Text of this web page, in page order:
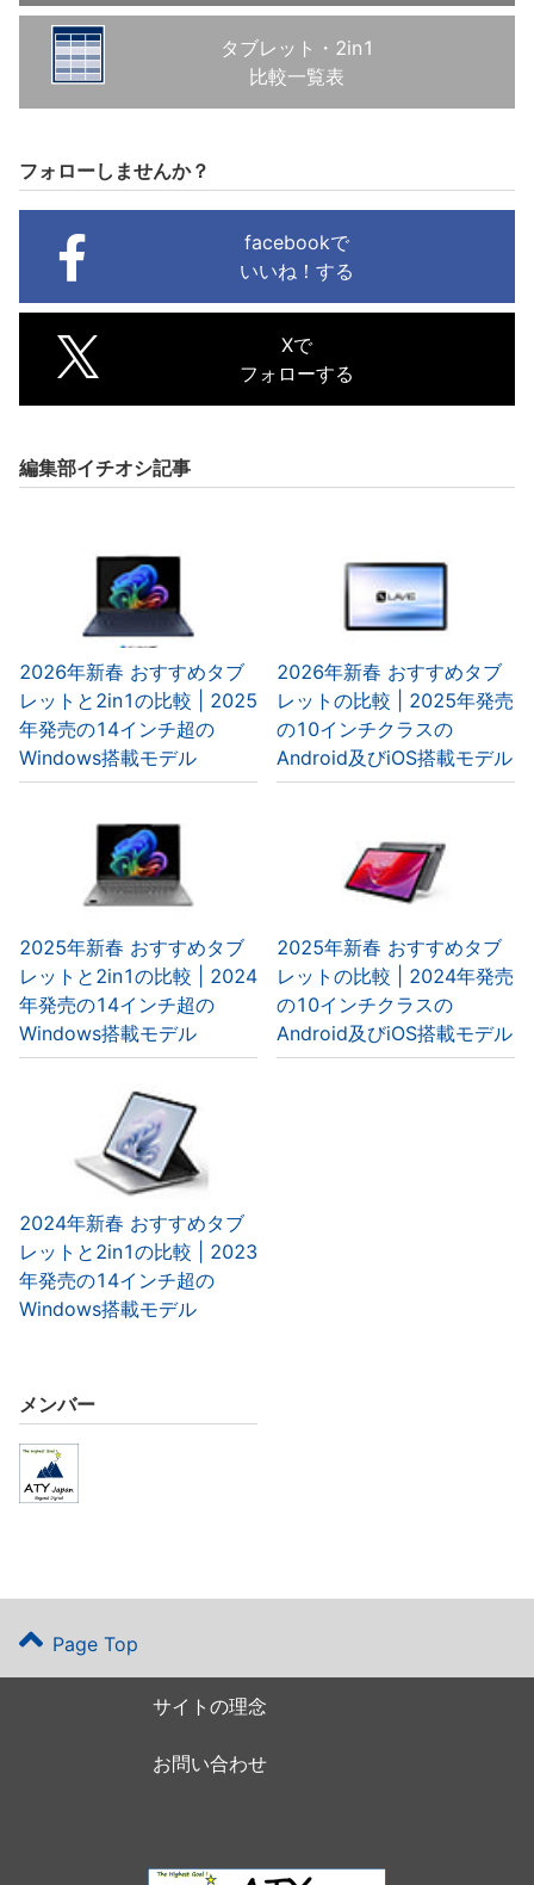
タブレット・2in1
比較一覧表
フォローしませんか？
facebookで
いいね！する
Xで
フォローする
編集部イチオシ記事
2026年新春 おすすめタブ
レットと2in1の比較 | 2025
年発売の14インチ超の
Windows搭載モデル
2026年新春 おすすめタブ
レットの比較 | 2025年発売
の10インチクラスの
Android及びiOS搭載モデル
2025年新春 おすすめタブ
レットと2in1の比較 | 2024
年発売の14インチ超の
Windows搭載モデル
2025年新春 おすすめタブ
レットの比較 | 2024年発売
の10インチクラスの
Android及びiOS搭載モデル
2024年新春 おすすめタブ
レットと2in1の比較 | 2023
年発売の14インチ超の
Windows搭載モデル
メンバー
Page Top
サイトの理念
お問い合わせ